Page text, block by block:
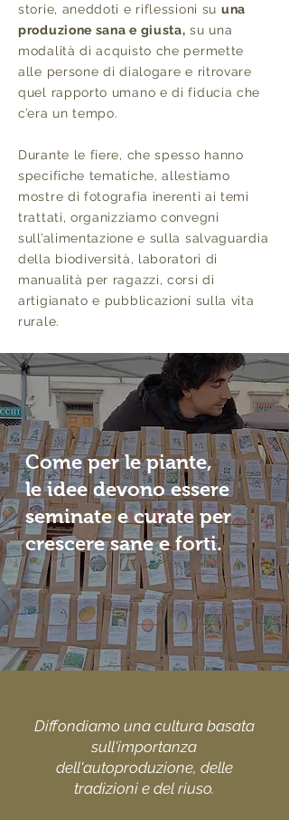
storie, aneddoti e riflessioni su una
produzione sana e giusta, su una
modalità di acquisto che permette
alle persone di dialogare e ritrovare
quel rapporto umano e di fiducia che
c’era un tempo.
Durante le fiere, che spesso hanno
specifiche tematiche, allestiamo
mostre di fotografia inerenti ai temi
trattati, organizziamo convegni
sull’alimentazione e sulla salvaguardia
della biodiversità, laboratori di
manualità per ragazzi, corsi di
artigianato e pubblicazioni sulla vita
rurale.
Come per le piante,
le idee devono essere
seminate e curate per
crescere sane e forti.
Diffondiamo una cultura basata
sull'importanza
dell'autoproduzione, delle
tradizioni e del riuso.